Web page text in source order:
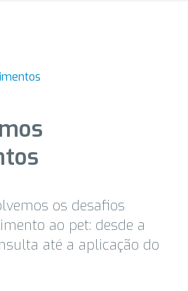
os desafios
ao pet: desde a
até a aplicação do